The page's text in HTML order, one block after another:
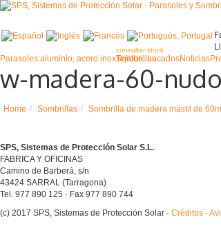
Parasoles aluminio, acero inoxSombrillas
consultar stock
Tejidos, LacadosNoticias
w-madera-60-
Home Sombrillas Sombrilla de madera mástil de
SPS, Sistemas de Protección Solar S.L.
FABRICA Y OFICINAS
Camino de Barberá, s/n
43424 SARRAL (Tarragona)
Tel. 977 890 125 · Fax 977 890 744
(c) 2017 SPS, Sistemas de Protección Solar · Créditos ·